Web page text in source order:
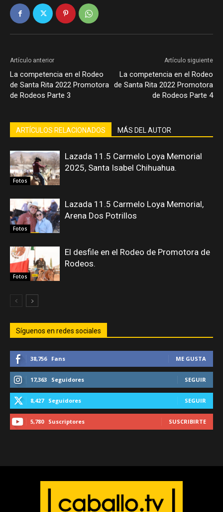
Artículo anterior
La competencia en el Rodeo
de Santa Rita 2022 Promotora
de Rodeos Parte 3
Artículo siguiente
La competencia en el Rodeo
de Santa Rita 2022 Promotora
de Rodeos Parte 4
ARTÍCULOS RELACIONADOS MÁS DEL AUTOR
Fotos
Lazada 11.5 Carmelo Loya Memorial
2025, Santa Isabel Chihuahua.
Fotos
Lazada 11.5 Carmelo Loya Memorial,
Arena Dos Potrillos
Fotos
El desfile en el Rodeo de Promotora de
Rodeos.
Síguenos en redes sociales
38,756 Fans ME GUSTA
17,363 Seguidores SEGUIR
8,427 Seguidores SEGUIR
5,780 Suscriptores SUSCRIBIRTE